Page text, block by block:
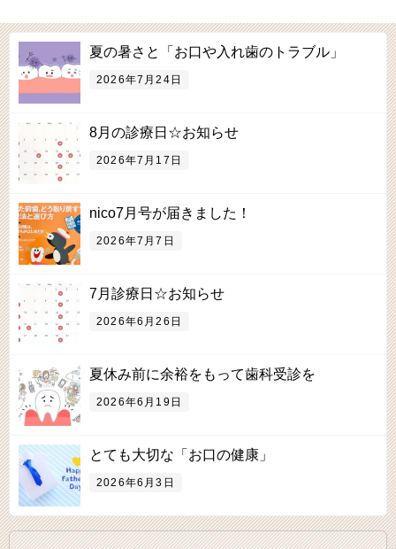
2026年7月24日
夏の暑さと「お口や入れ歯のトラブル」
2026年7月17日
8月の診療日☆お知らせ
2026年7月7日
nico7月号が届きました！
2026年6月26日
7月診療日☆お知らせ
2026年6月19日
夏休み前に余裕をもって歯科受診を
2026年6月3日
とても大切な「お口の健康」